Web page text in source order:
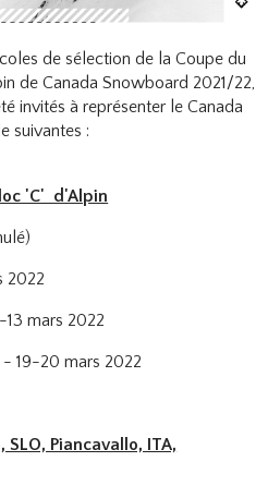
de sélection de la Coupe du
de Canada Snowboard 2021/22,
invités à représenter le Canada
suivantes :
'C' d'Alpin
2022
13 mars 2022
- 19-20 mars 2022
Piancavallo, ITA,